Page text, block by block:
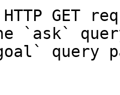
GET
`ask`
query